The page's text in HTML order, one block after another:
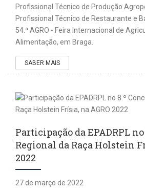
Profissional Técnico de Produção
Profissional Técnico de Restaurante e
54.ª AGRO - Feira Internacional de
Alimentação, em Braga.
SABER MAIS
Participação da EPADRPL
Regional da Raça Holstein
2022
27 de março de 2022